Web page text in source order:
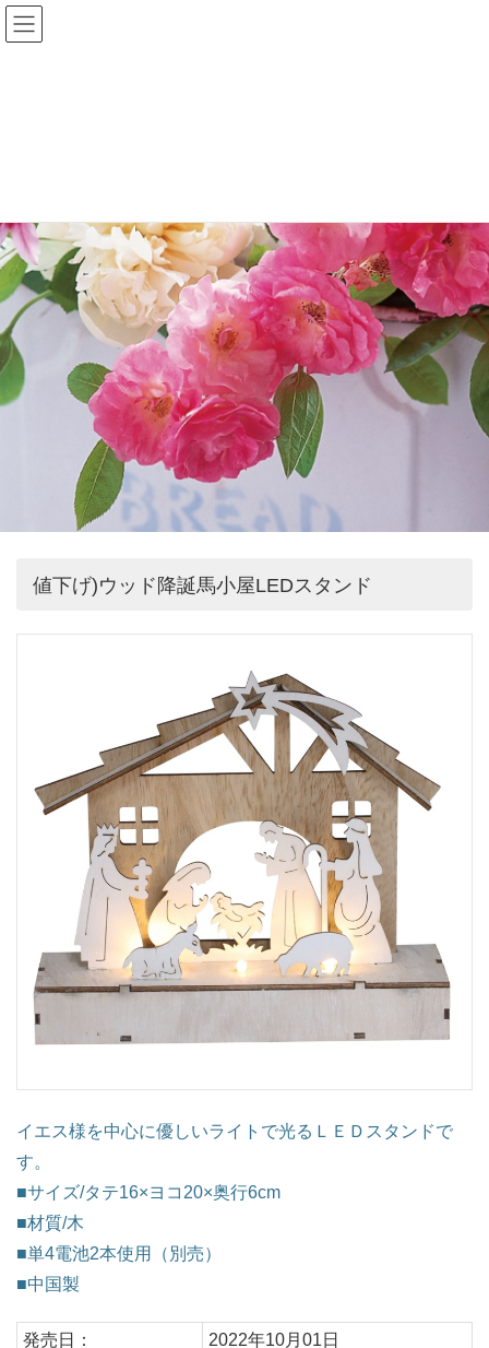
値下げ)ウッド降誕馬小屋LEDスタンド
イエス様を中心に優しいライトで光るＬＥＤスタンドで
す。
■サイズ/タテ16×ヨコ20×奥行6cm
■材質/木
■単4電池2本使用（別売）
■中国製
発売日：
2022年10月01日